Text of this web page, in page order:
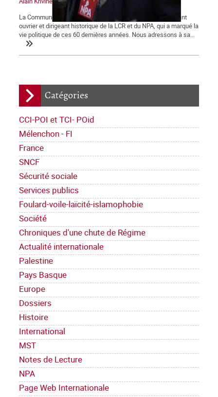
Catégories
CCI-POI et TCI- POid
Mélenchon - FI
France
SNCF
Sécurité sociale
Services publics
Foulard-voile-laïcité-islamophobie
Société
Chroniques d'une chute de Régime
Actualité internationale
Palestine
Pays Basque
Europe
Dossiers
Histoire
International
MST
Notes de Lecture
NPA
Page Web Internationale
La Commune tient à saluer la mémoire d'Alain Krivine, militant
ouvrier et dirigeant historique de la LCR et du NPA, qui a marqué la
vie politique de ces 60 dernières années. Nous adressons à sa...